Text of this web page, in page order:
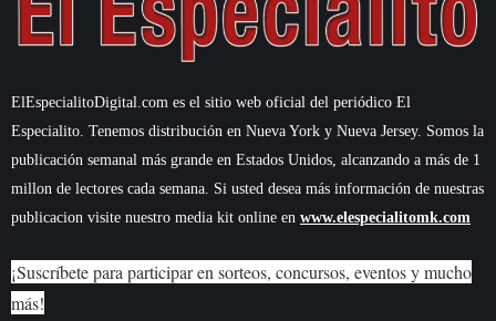
ElEspecialitoDigital.com es el sitio web oficial del periódico El
Especialito. Tenemos distribución en Nueva York y Nueva Jersey. Somos la
publicación semanal más grande en Estados Unidos, alcanzando a más de 1
millon de lectores cada semana. Si usted desea más información de nuestras
publicacion visite nuestro media kit online en www.elespecialitomk.com
¡Suscríbete para participar en sorteos, concursos, eventos y mucho
más!